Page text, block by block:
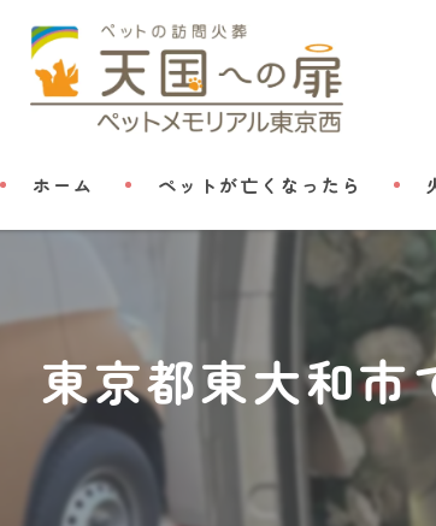
ホーム ペットが亡くなったら
東京都東大和市